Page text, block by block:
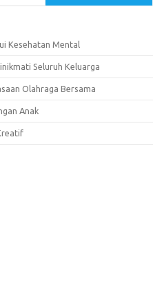
Kesehatan Mental
Seluruh Keluarga
Olahraga Bersama
Anak